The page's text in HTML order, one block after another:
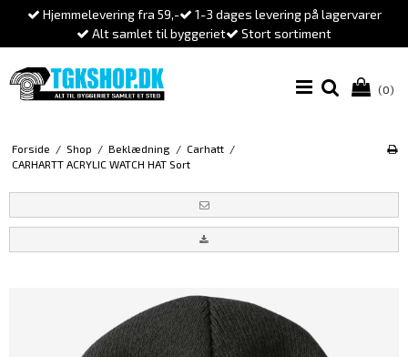
Hjemmelevering fra 59,-
1-3 dages levering på lagervarer
Alt samlet til byggeriet
Stort sortiment
(0)
Forside / Shop / Beklædning / Carhatt /
CARHARTT ACRYLIC WATCH HAT Sort